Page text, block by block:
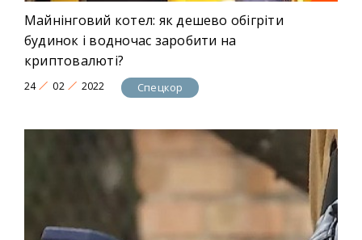
Майнінговий котел: як дешево обігріти
будинок і водночас заробити на
криптовалюті?
24 02 2022 Спецкор